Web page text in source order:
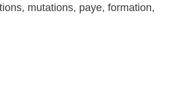
mutations, paye, formation,